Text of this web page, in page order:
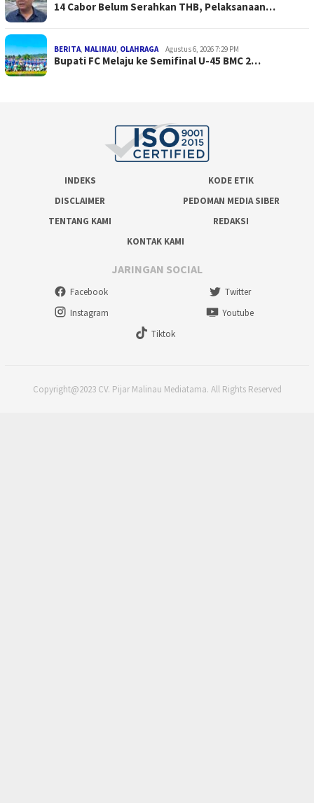
14 Cabor Belum Serahkan THB, Pelaksanaan…
BERITA, MALINAU, OLAHRAGA Agustus 6, 2026 7:29 PM
Bupati FC Melaju ke Semifinal U-45 BMC 2…
INDEKS
KODE ETIK
DISCLAIMER
PEDOMAN MEDIA SIBER
TENTANG KAMI
REDAKSI
KONTAK KAMI
JARINGAN SOCIAL
Facebook
Twitter
Instagram
Youtube
Tiktok
Copyright@2023 CV. Pijar Malinau Mediatama. All Rights Reserved